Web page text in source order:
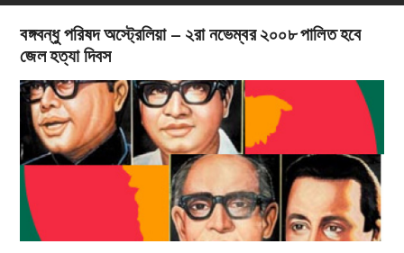
বঙ্গবন্ধু পরিষদ অস্ট্রেলিয়া – ২রা নভেম্বর ২০০৮ পালিত হবে
জেল হত্যা দিবস